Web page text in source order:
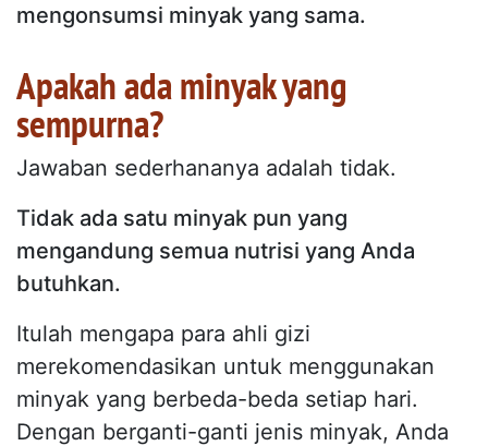
mengonsumsi minyak yang sama.
Apakah ada minyak yang
sempurna?
Jawaban sederhananya adalah tidak.
Tidak ada satu minyak pun yang
mengandung semua nutrisi yang Anda
butuhkan.
Itulah mengapa para ahli gizi
merekomendasikan untuk menggunakan
minyak yang berbeda-beda setiap hari.
Dengan berganti-ganti jenis minyak, Anda